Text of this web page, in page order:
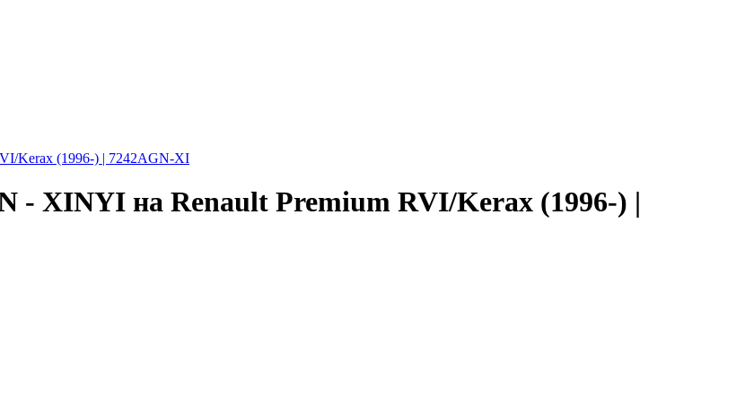
Kerax (1996-) | 7242AGN-XI
- XINYI на Renault Premium RVI/Kerax (1996-) |